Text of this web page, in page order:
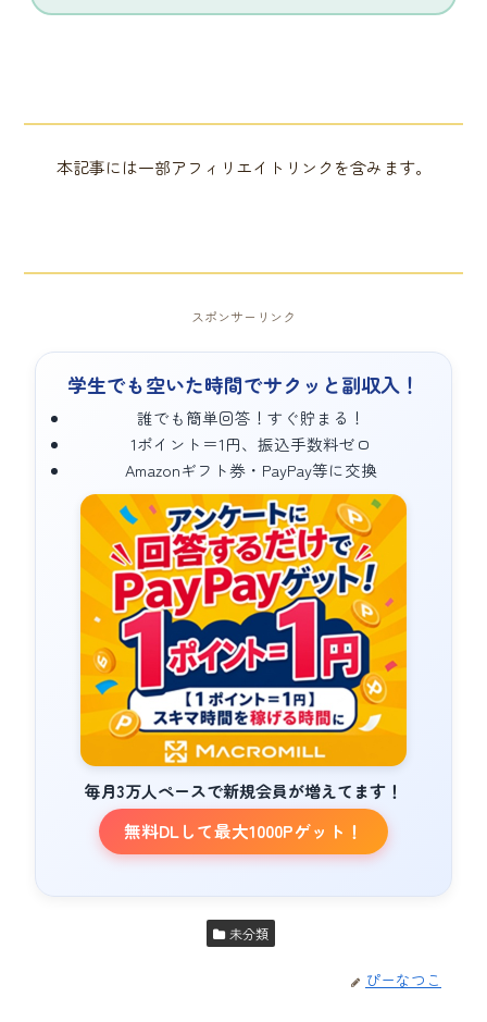
本記事には一部アフィリエイトリンクを含みます。
スポンサーリンク
学生でも空いた時間でサクッと副収入！
誰でも簡単回答！すぐ貯まる！
1ポイント＝1円、振込手数料ゼロ
Amazonギフト券・PayPay等に交換
毎月3万人ペースで新規会員が増えてます！
無料DLして最大1000Pゲット！
未分類
ぴーなつこ